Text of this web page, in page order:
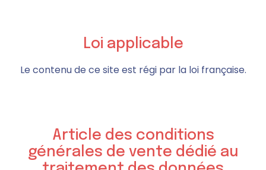
Loi applicable
Le contenu de ce site est régi par la loi française.
Article des conditions
générales de vente dédié au